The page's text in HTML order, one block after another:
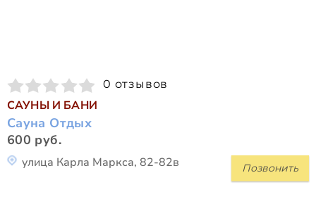
0 отзывов
САУНЫ И БАНИ
Сауна Отдых
600 руб.
Позвонить
улица Карла Маркса, 82-82в